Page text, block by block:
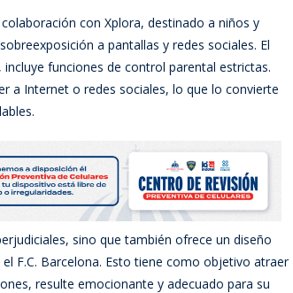
con Xplora, destinado a niños y
a pantallas y redes sociales. El
funciones de control parental estrictas.
a Internet o redes sociales, lo que lo convierte
sino que también ofrece un diseño
F.C. Barcelona. Esto tiene como objetivo atraer
resulte emocionante y adecuado para su